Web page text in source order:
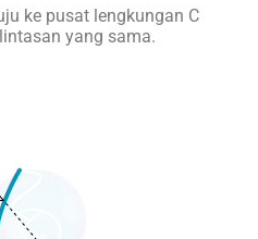
ke pusat lengkungan C
yang sama.